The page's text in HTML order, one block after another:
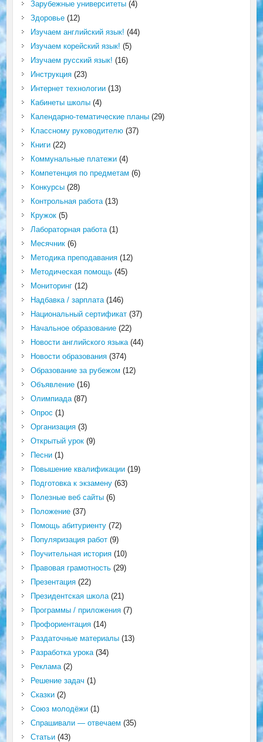
Зарубежные университеты(4)
Здоровье(12)
Изучаем английский язык! (44)
Изучаем корейский язык! (5)
Изучаем русский язык! (16)
Инструкция(23)
Интернет технологии(13)
Кабинеты школы(4)
Календарно-тематические планы(29)
Классному руководителю(37)
Книги(22)
Коммунальные платежи(4)
Компетенция по предметам (6)
Конкурсы(28)
Контрольная работа(13)
Кружок(5)
Лабораторная работа(1)
Месячник(6)
Методика преподавания(12)
Методическая помощь(45)
Мониторинг(12)
Надбавка / зарплата(146)
Национальный сертификат(37)
Начальное образование(22)
Новости английского языка(44)
Новости образования(374)
Образование за рубежом (12)
Объявление(16)
Олимпиада(87)
Опрос (1)
Организация(3)
Открытый урок(9)
Песни(1)
Повышение квалификации(19)
Подготовка к экзамену(63)
Полезные веб сайты(6)
Положение(37)
Помощь абитуриенту(72)
Популяризация работ(9)
Поучительная история(10)
Правовая грамотность(29)
Презентация(22)
Президентская школа(21)
Программы / приложения(7)
Профориентация(14)
Раздаточные материалы(13)
Разработка урока(34)
Реклама(2)
Решение задач (1)
Сказки(2)
Союз молодёжи(1)
Спрашивали — отвечаем (35)
Статьи(43)